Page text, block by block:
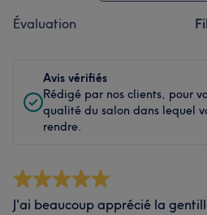
Évaluation
Avis vérifiés
Rédigé par nos clients, pour
qualité du salon dans lequel
rendre.
J'ai beaucoup apprécié la